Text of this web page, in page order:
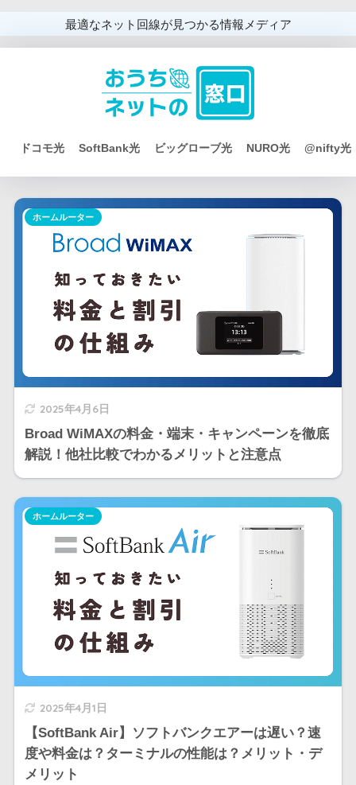
最適なネット回線が見つかる情報メディア
ドコモ光 SoftBank光 ビッグローブ光 NURO光 @nifty光
2025年4月6日
Broad WiMAXの料金・端末・キャンペーンを徹底
解説！他社比較でわかるメリットと注意点
ホームルーター
2025年4月1日
【SoftBank Air】ソフトバンクエアーは遅い？速
度や料金は？ターミナルの性能は？メリット・デ
メリット
ホームルーター